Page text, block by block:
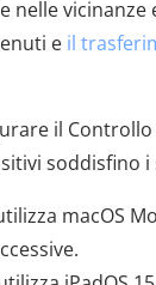
nelle vicinanze
e il
il
soddisfino
macOS